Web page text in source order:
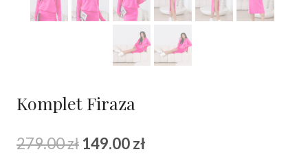
Komplet Firaza
279.00zł Pierwotna
149.00zł